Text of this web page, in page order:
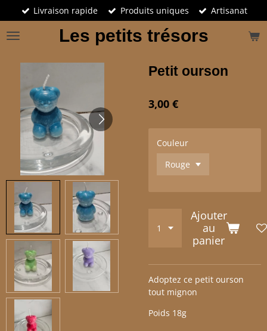
Passer
au
contenu
Les petits trésors
Livraison rapide Produits uniques Artisanat
Petit ourson
3,00 €
Couleur
Ajouter
au
panier
Adoptez ce petit ourson
tout mignon
Poids 18g